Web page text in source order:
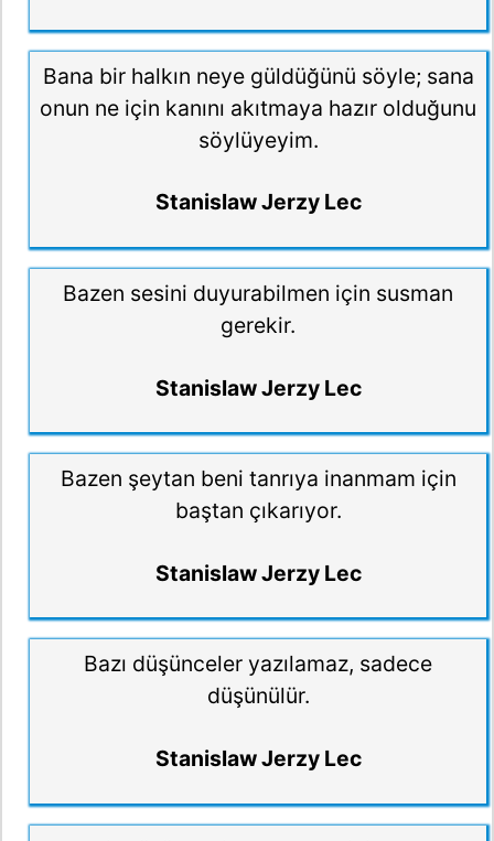
Bana bir halkın neye güldüğünü söyle; sana
onun ne için kanını akıtmaya hazır olduğunu
söylüyeyim.
Stanislaw Jerzy Lec
Bazen sesini duyurabilmen için susman
gerekir.
Stanislaw Jerzy Lec
Bazen şeytan beni tanrıya inanmam için
baştan çıkarıyor.
Stanislaw Jerzy Lec
Bazı düşünceler yazılamaz, sadece
düşünülür.
Stanislaw Jerzy Lec